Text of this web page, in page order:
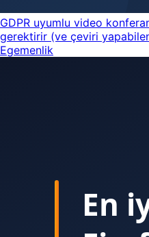
GDPR uyumlu video
gerektirir (ve çeviri
Egemenlik